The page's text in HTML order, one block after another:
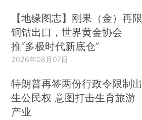
【地缘图志】刚果（金）再限
铜钴出口，世界黄金协会
推“多极时代新底仓”
2026年08月07日
特朗普再签两份行政令限制出
生公民权 意图打击生育旅游
产业